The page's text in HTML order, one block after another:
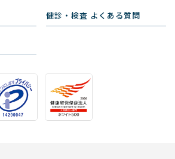
健診・検査 よくある質問